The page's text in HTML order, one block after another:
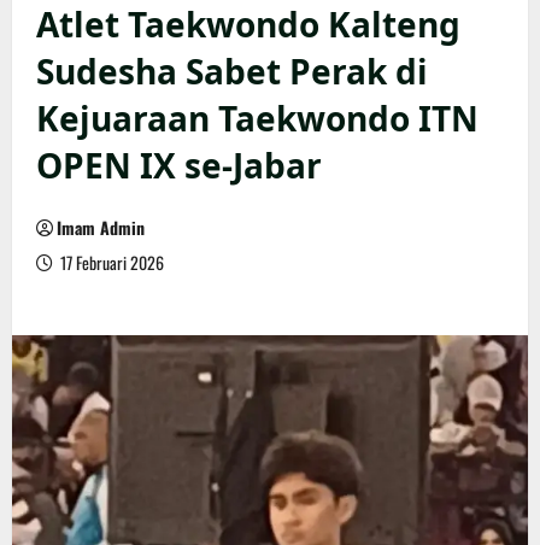
Atlet Taekwondo Kalteng
Sudesha Sabet Perak di
Kejuaraan Taekwondo ITN
OPEN IX se-Jabar
Imam Admin
17 Februari 2026